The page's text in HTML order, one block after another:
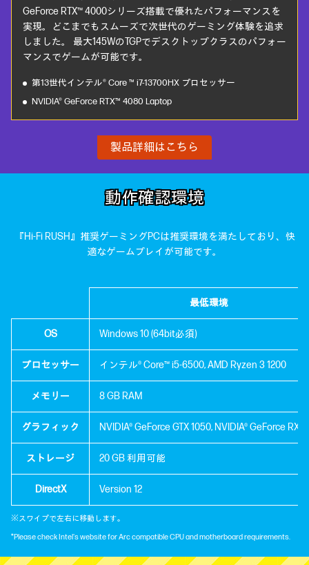
GeForce RTX™ 4000シリーズ搭載で優れたパフォーマンスを
実現。どこまでもスムーズで次世代のゲーミング体験を追求
しました。 最大145WのTGPでデスクトップクラスのパフォー
マンスでゲームが可能です。
第13世代インテル® Core ™ i7-13700HX プロセッサー
NVIDIA® GeForce RTX™ 4080 Laptop
製品詳細はこちら
動作確認環境
『Hi-Fi RUSH』推奨ゲーミングPCは推奨環境を満たしており、快
適なゲームプレイが可能です。
最低環境
OS Windows 10 (64bit必須)
プロセッサー インテル® Core™ i5-6500, AMD Ryzen 3 1200
メモリー 8 GB RAM
グラフィック NVIDIA® GeForce GTX 1050, NVIDIA® GeForce RX
ストレージ 20 GB 利用可能
DirectX Version 12
※スワイプで左右に移動します。
*Please check Intel's website for Arc compatible CPU and motherboard requirements.